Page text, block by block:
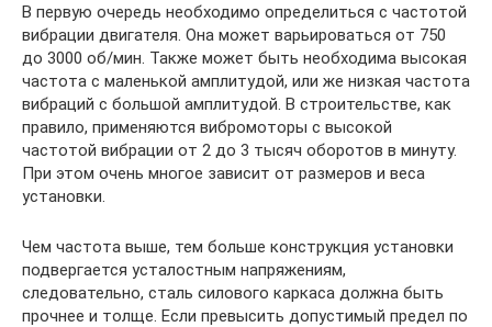
В первую очередь необходимо определиться с частотой
вибрации двигателя. Она может варьироваться от 750
до 3000 об/мин. Также может быть необходима высокая
частота с маленькой амплитудой, или же низкая частота
вибраций с большой амплитудой. В строительстве, как
правило, применяются вибромоторы с высокой
частотой вибрации от 2 до 3 тысяч оборотов в минуту.
При этом очень многое зависит от размеров и веса
установки.
Чем частота выше, тем больше конструкция установки
подвергается усталостным напряжениям,
следовательно, сталь силового каркаса должна быть
прочнее и толще. Если превысить допустимый предел по